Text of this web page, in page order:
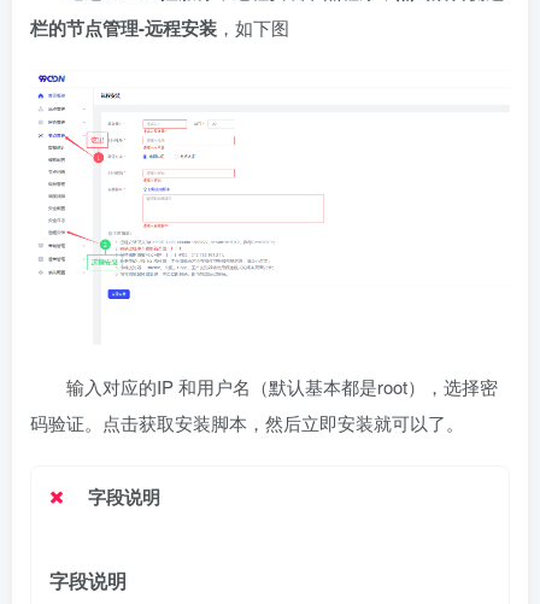
栏的节点管理-远程安装 ，如下图
输入对应的IP 和用户名（默认基本都是root），选择密
码验证。点击获取安装脚本，然后立即安装就可以了。
字段说明
字段说明